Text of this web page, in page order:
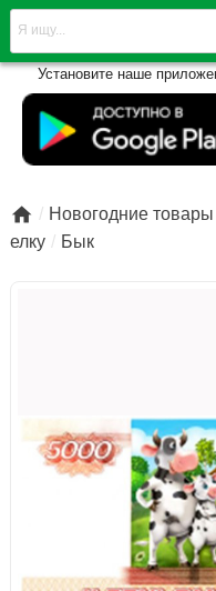
Установите наше
 Новогодние товары
елку
Бык